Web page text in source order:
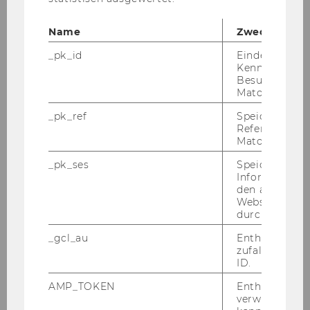
Werkverträgen, freien Dienstverträgen sowie
Bestimmungen der Richtlinie) bevollmächtigt:
Projektleiterin/Projektleiter
PD Dr. Robert-Andre Martinuzzi
o. Univ.Prof. Dr. Chris­toph Ba­delt, Rek­tor
Name
Zweck
_pk_id
Eindeutige
Besuchers
Matomo.
_pk_ref
Speicherung
Referrers
Matomo.
_pk_ses
Speicherung
den aktuellen
durch
_gcl_au
Enthält eine
ID.
AMP_TOKEN
Enthält ein
verwendet